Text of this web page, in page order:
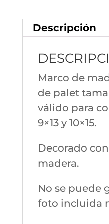
Descripción
Marco de
de palet
válido para
9×13 y 10×15.
Decorado
madera.
No se puede
foto incluida